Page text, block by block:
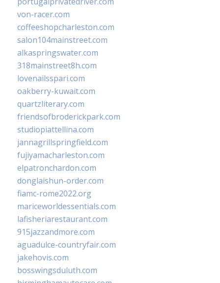
von-racer.com
coffeeshopcharleston.com
salon104mainstreet.com
alkaspringswater.com
318mainstreet8h.com
lovenailsspari.com
oakberry-kuwait.com
quartzliterary.com
friendsofbroderickpark.com
studiopiattellina.com
jannagrillspringfield.com
fujiyamacharleston.com
elpatronchardon.com
donglaishun-order.com
fiamc-rome2022.org
mariceworldessentials.com
lafisheriarestaurant.com
915jazzandmore.com
aguadulce-countryfair.com
jakehovis.com
bosswingsduluth.com